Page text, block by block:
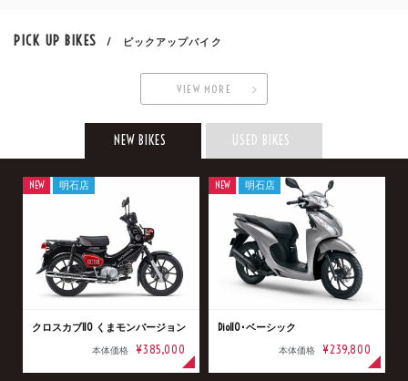
PICK UP BIKES / ピックアップバイク
VIEW MORE
NEW BIKES USED BIKES
クロスカブ110 くまモンバージョン
本体価格 ¥385,000
NEW 明石店
Dio110･ベーシック
本体価格 ¥239,800
NEW 明石店